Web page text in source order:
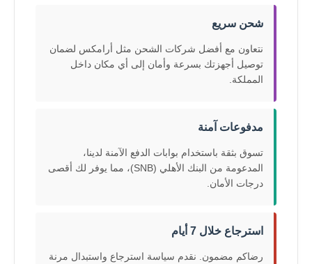
شحن سريع
نتعاون مع أفضل شركات الشحن مثل أرامكس لضمان
توصيل أجهزتك بسرعة وأمان إلى أي مكان داخل
المملكة.
مدفوعات آمنة
تسوق بثقة باستخدام بوابات الدفع الآمنة لدينا،
المدعومة من البنك الأهلي (SNB)، مما يوفر لك أقصى
درجات الأمان.
استرجاع خلال 7 أيام
رضاكم مضمون. نقدم سياسة استرجاع واستبدال مرنة